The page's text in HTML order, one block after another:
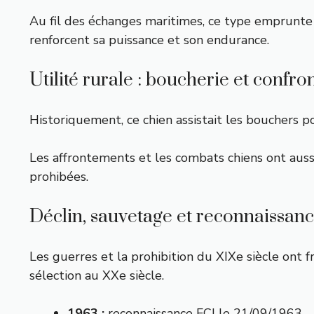
Au fil des échanges maritimes, ce type
renforcent sa puissance et son endurance.
Utilité rurale : boucherie et
Historiquement, ce chien assistait les bouchers
Les affrontements et les combats chiens ont
prohibées.
Déclin, sauvetage et
Les guerres et la prohibition du XIXe siècle ont
sélection au XXe siècle.